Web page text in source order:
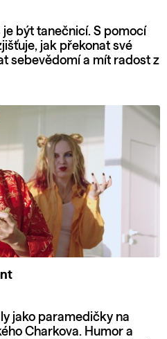
být tanečnicí. S pomocí
jak překonat své
sebevědomí a mít radost z
jako paramedičky na
Charkova. Humor a